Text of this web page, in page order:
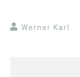
Werner Karl